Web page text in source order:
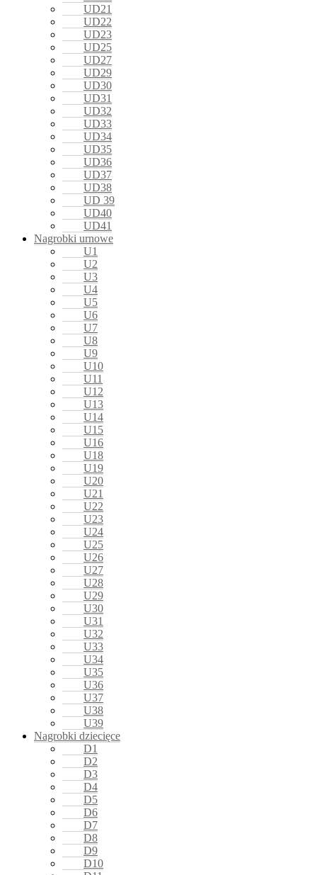
UD21
UD22
UD23
UD25
UD27
UD29
UD30
UD31
UD32
UD33
UD34
UD35
UD36
UD37
UD38
UD 39
UD40
UD41
Nagrobki urnowe
U1
U2
U3
U4
U5
U6
U7
U8
U9
U10
U11
U12
U13
U14
U15
U16
U18
U19
U20
U21
U22
U23
U24
U25
U26
U27
U28
U29
U30
U31
U32
U33
U34
U35
U36
U37
U38
U39
Nagrobki dziecięce
D1
D2
D3
D4
D5
D6
D7
D8
D9
D10